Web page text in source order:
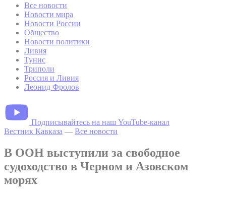
Все новости
Новости мира
Новости России
Общество
Новости политики
Ливия
Тунис
Триполи
Россия и Ливия
Леонид Фролов
Подписывайтесь на наш YouTube-канал
Вестник Кавказа — Все новости
В ООН выступили за свободное
судоходство в Черном и Азовском
морях